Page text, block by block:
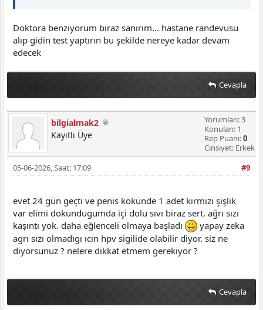
Doktora benziyorum biraz sanırım... hastane randevusu
alıp gidin test yaptırın bu şekilde nereye kadar devam
edecek
Cevapla
bilgialmak2
Kayıtlı Üye
Yorumları: 3
Konuları: 1
Rep Puanı:0
Cinsiyet: Erkek
#9
05-06-2026, Saat: 17:09
evet 24 gün geçti ve penis kökünde 1 adet kırmızı şişlik
var elimi dokundugumda içi dolu sıvı biraz sert. ağrı sızı
kaşıntı yok. daha eğlenceli olmaya başladı
yapay zeka
agrı sızı olmadıgı ıcın hpv sigilide olabilir diyor. siz ne
diyorsunuz ? nelere dikkat etmem gerekiyor ?
Cevapla